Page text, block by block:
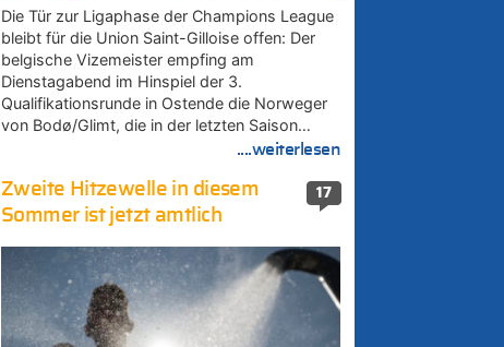
Die Tür zur Ligaphase der Champions League
bleibt für die Union Saint-Gilloise offen: Der
belgische Vizemeister empfing am
Dienstagabend im Hinspiel der 3.
Qualifikationsrunde in Ostende die Norweger
von Bodø/Glimt, die in der letzten Saison…
....weiterlesen
17
Zweite Hitzewelle in diesem
Sommer ist jetzt amtlich